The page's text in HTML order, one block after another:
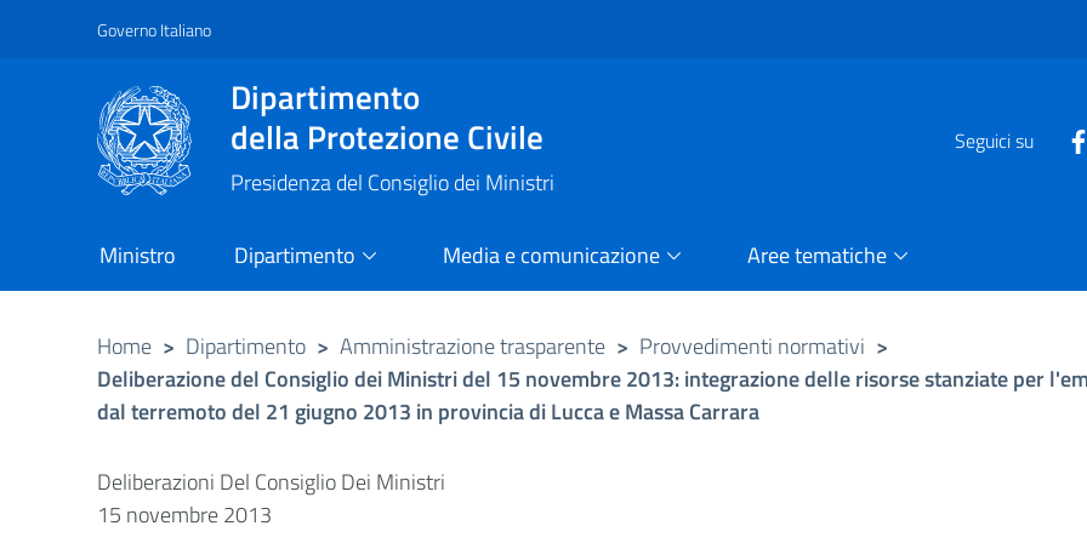
Vai al contenuto principale
Raggiungi il piè di pagina
Governo Italiano
Dipartimento
della Protezione Civile
Presidenza del Consiglio dei Ministri
Seguici su
Ministro Dipartimento Media e comunicazione Aree tematiche
Home > Dipartimento > Amministrazione trasparente > Provvedimenti normativi >
Deliberazione del Consiglio dei Ministri del 15 novembre 2013: integrazione delle risorse stanziate per
dal terremoto del 21 giugno 2013 in provincia di Lucca e Massa Carrara
Deliberazioni Del Consiglio Dei Ministri
15 novembre 2013